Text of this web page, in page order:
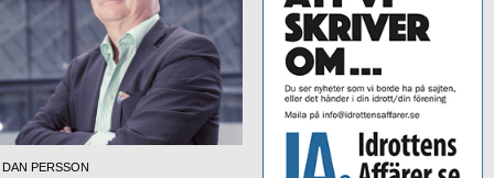
DAN PERSSON